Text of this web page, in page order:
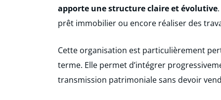
apporte une structure claire et évolutive
prêt immobilier ou encore réaliser des
Cette organisation est particulièrement
terme. Elle permet d’intégrer
transmission patrimoniale sans devoir